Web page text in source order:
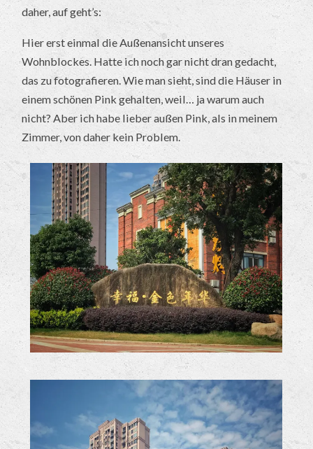
daher, auf geht’s:
Hier erst einmal die Außenansicht unseres
Wohnblockes. Hatte ich noch gar nicht dran gedacht,
das zu fotografieren. Wie man sieht, sind die Häuser in
einem schönen Pink gehalten, weil… ja warum auch
nicht? Aber ich habe lieber außen Pink, als in meinem
Zimmer, von daher kein Problem.